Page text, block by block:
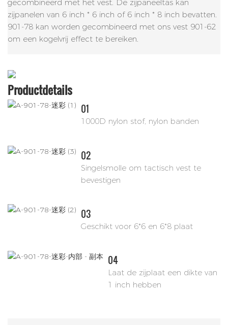
gecombineerd met het vest. De zijpaneeltas kan
zijpanelen van 6 inch * 6 inch of 6 inch * 8 inch bevatten.
901-78 kan worden gecombineerd met ons vest 901-62
om een ​​kogelvrij effect te bereiken.
Productdetails
01
1000D nylon stof, nylon banden
02
Singelsmolle om tactisch vest te
bevestigen
03
Geschikt voor 6*6 en 6*8 plaat
04
Laat de zijplaat een dikte van
1 inch hebben